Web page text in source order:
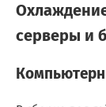
серверы и